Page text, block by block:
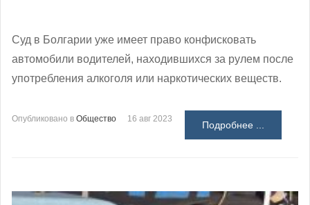
Суд в Болгарии уже имеет право конфисковать
автомобили водителей, находившихся за рулем после
употребления алкоголя или наркотических веществ.
Опубликовано в Общество 16 авг 2023
Подробнее ...